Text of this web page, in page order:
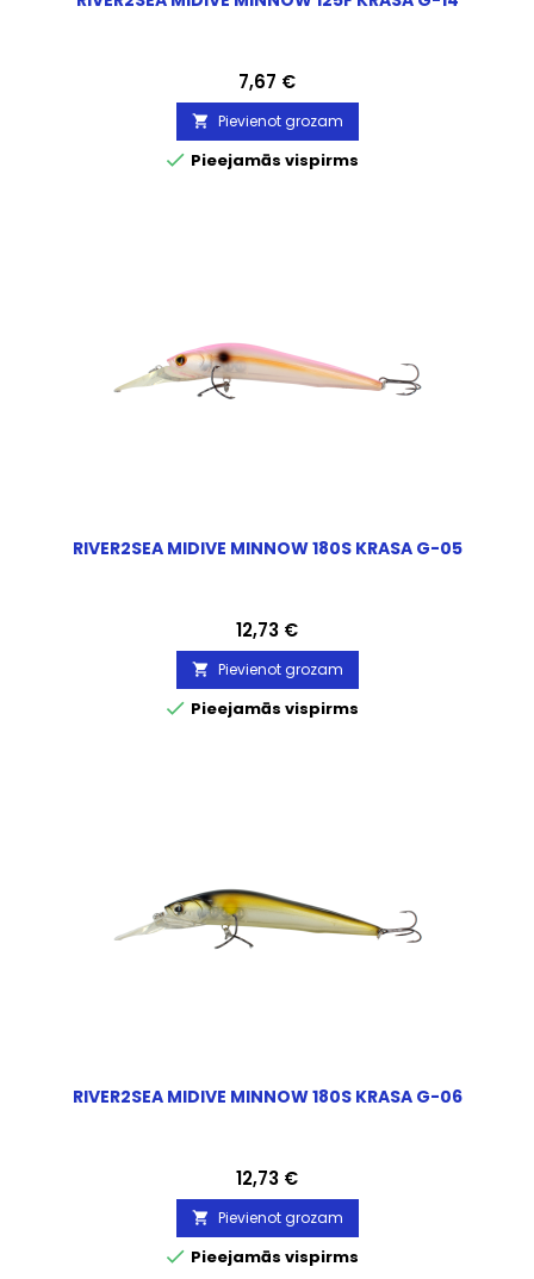
Cena
7,67 €
 Pievienot grozam
 Pieejamās vispirms
RIVER2SEA MIDIVE MINNOW 180S KRASA G-05
Cena
12,73 €
 Pievienot grozam
 Pieejamās vispirms
RIVER2SEA MIDIVE MINNOW 180S KRASA G-06
Cena
12,73 €
 Pievienot grozam
 Pieejamās vispirms